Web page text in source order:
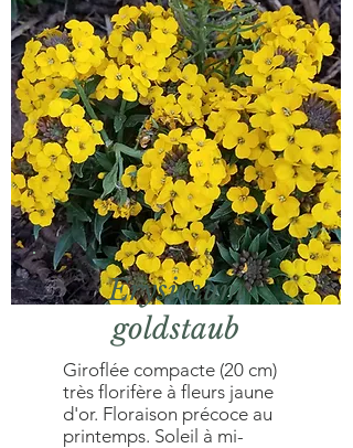
Erysimum
goldstaub
Giroflée compacte (20 cm)
très florifère à fleurs jaune
d'or. Floraison précoce au
printemps. Soleil à mi-